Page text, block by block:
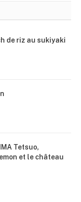
de riz au sukiyaki
Tetsuo,
et le château